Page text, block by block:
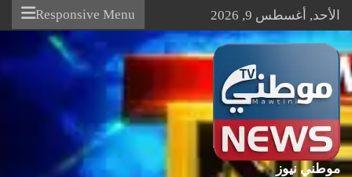
Skip
content
الأحد, أغسطس 9, 2026 Responsive Menu
موطني نيوز